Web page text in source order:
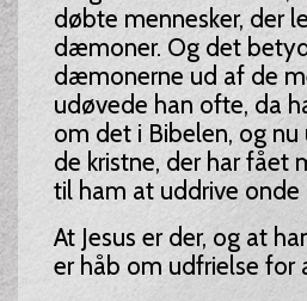
døbte mennesker, der
dæmoner. Og det
dæmonerne ud af de
udøvede han ofte, da
om det i Bibelen, og
de kristne, der har fået
til ham at uddrive onde
At Jesus er der, og at
er håb om udfrielse for